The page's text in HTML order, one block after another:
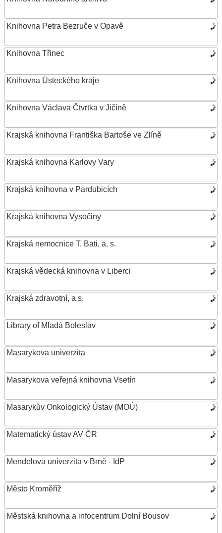
Knihovna Petra Bezruče v Opavě
Knihovna Třinec
Knihovna Ústeckého kraje
Knihovna Václava Čtvrtka v Jičíně
Krajská knihovna Františka Bartoše ve Zlíně
Krajská knihovna Karlovy Vary
Krajská knihovna v Pardubicích
Krajská knihovna Vysočiny
Krajská nemocnice T. Bati, a. s.
Krajská vědecká knihovna v Liberci
Krajská zdravotní, a.s.
Library of Mladá Boleslav
Masarykova univerzita
Masarykova veřejná knihovna Vsetín
Masarykův Onkologický Ústav (MOÚ)
Matematický ústav AV ČR
Mendelova univerzita v Brně - IdP
Město Kroměříž
Městská knihovna a infocentrum Dolní Bousov